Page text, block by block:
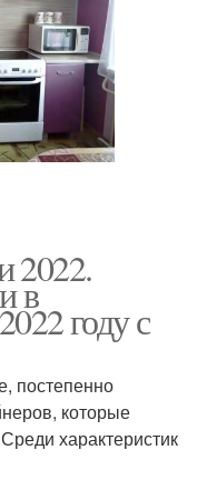
2022.
в
году с
постепенно
которые
характеристик